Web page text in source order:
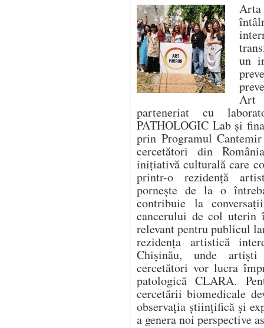
un
Art
parteneriat cu
PATHOLOGIC Lab și
prin Programul
cercetători din
inițiativă culturală care
printr-o rezidență
pornește de la o
contribuie la
cancerului de col uterin
relevant pentru publicul
rezidența artistică
Chișinău, unde
cercetători vor lucra
patologică CLARA.
cercetării biomedicale
observația științifică și
a genera noi perspective